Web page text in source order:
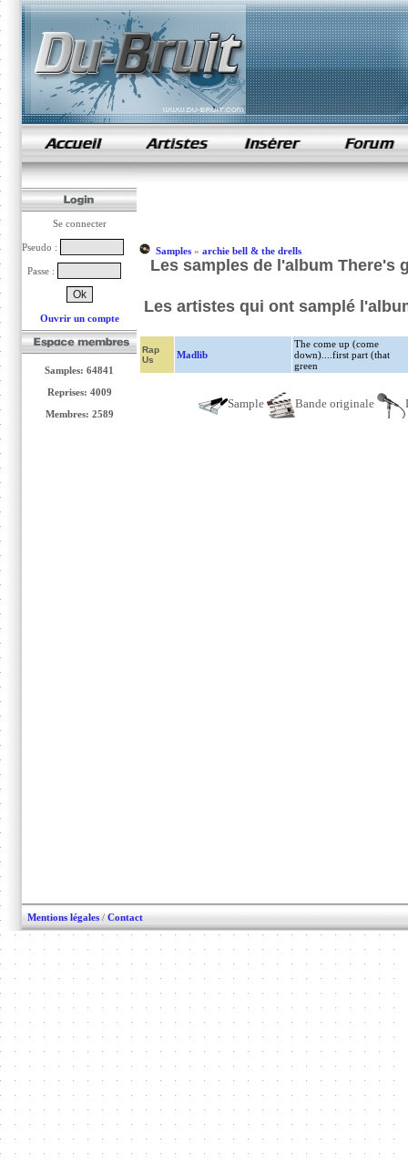
samples de rap
Se connecter
Pseudo :
Passe :
Ouvrir un compte
Samples: 64841
Reprises: 4009
Membres: 2589
Samples» archie bell & the drells
Les samples de l'album There's
Les artistes qui ont samplé
Rap
Us
Madlib
The come up (come
down)....first part (that
green
Sample Bande originale
Mentions légales / Contact